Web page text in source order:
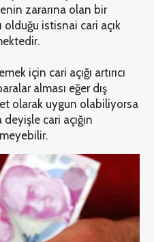
zararına olan bir
olduğu istisnai cari açık
için cari açığı artırıcı
alması eğer dış
olarak uygun olabiliyorsa
deyişle cari açığın